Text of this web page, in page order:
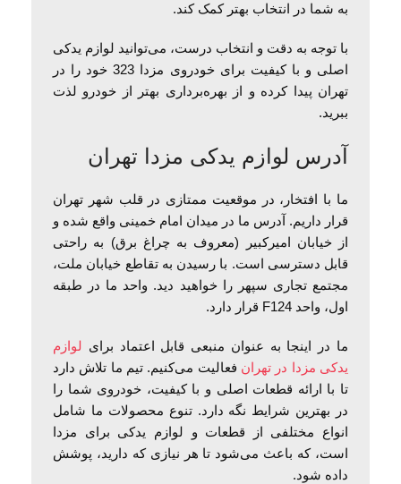
به شما در انتخاب بهتر کمک کند.
با توجه به دقت و انتخاب درست، می‌توانید لوازم یدکی
اصلی و با کیفیت برای خودروی مزدا 323 خود را در
تهران پیدا کرده و از بهره‌برداری بهتر از خودرو لذت
ببرید.
آدرس لوازم یدکی مزدا تهران
ما با افتخار، در موقعیت ممتازی در قلب شهر تهران
قرار داریم. آدرس ما در میدان امام خمینی واقع شده و
از خیابان امیرکبیر (معروف به چراغ برق) به راحتی
قابل دسترسی است. با رسیدن به تقاطع خیابان ملت،
مجتمع تجاری سپهر را خواهید دید. واحد ما در طبقه
اول، واحد F124 قرار دارد.
ما در اینجا به عنوان منبعی قابل اعتماد برای لوازم
یدکی مزدا در تهران فعالیت می‌کنیم. تیم ما تلاش دارد
تا با ارائه قطعات اصلی و با کیفیت، خودروی شما را
در بهترین شرایط نگه دارد. تنوع محصولات ما شامل
انواع مختلفی از قطعات و لوازم یدکی برای مزدا
است، که باعث می‌شود تا هر نیازی که دارید، پوشش
داده شود.